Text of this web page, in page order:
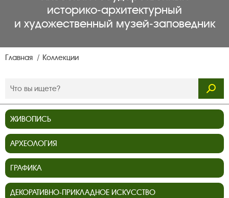
историко‑архитектурный
и художественный музей‑заповедник
Главная Коллекции
ЖИВОПИСЬ
АРХЕОЛОГИЯ
ГРАФИКА
ДЕКОРАТИВНО-ПРИКЛАДНОЕ ИСКУССТВО